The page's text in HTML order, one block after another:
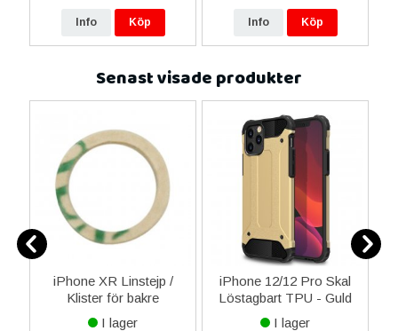
Info Köp Info Köp
Senast visade produkter
iPhone XR Linstejp /
Klister för bakre
kameralinsen
I lager
iPhone 12/12 Pro Skal
Löstagbart TPU - Guld
I lager